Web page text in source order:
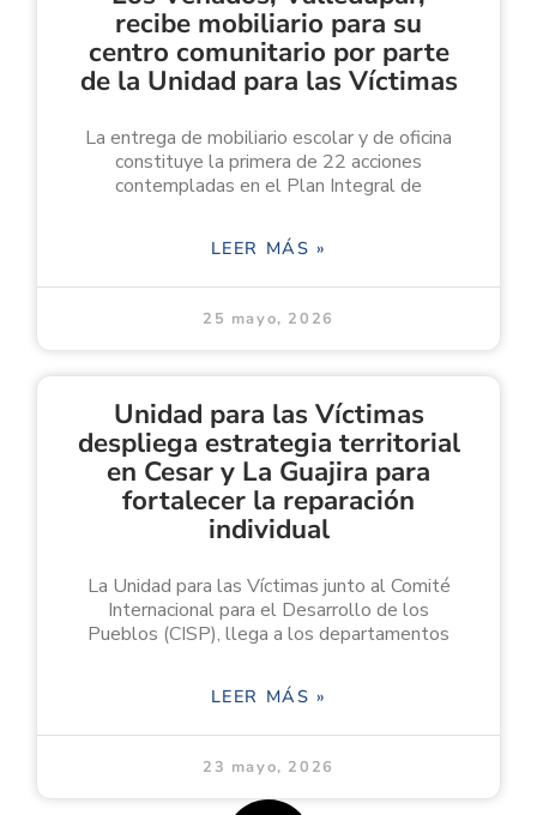
recibe mobiliario para su
centro comunitario por parte
de la Unidad para las Víctimas
La entrega de mobiliario escolar y de oficina
constituye la primera de 22 acciones
contempladas en el Plan Integral de
LEER MÁS »
25 mayo, 2026
Unidad para las Víctimas
despliega estrategia territorial
en Cesar y La Guajira para
fortalecer la reparación
individual
La Unidad para las Víctimas junto al Comité
Internacional para el Desarrollo de los
Pueblos (CISP), llega a los departamentos
LEER MÁS »
23 mayo, 2026